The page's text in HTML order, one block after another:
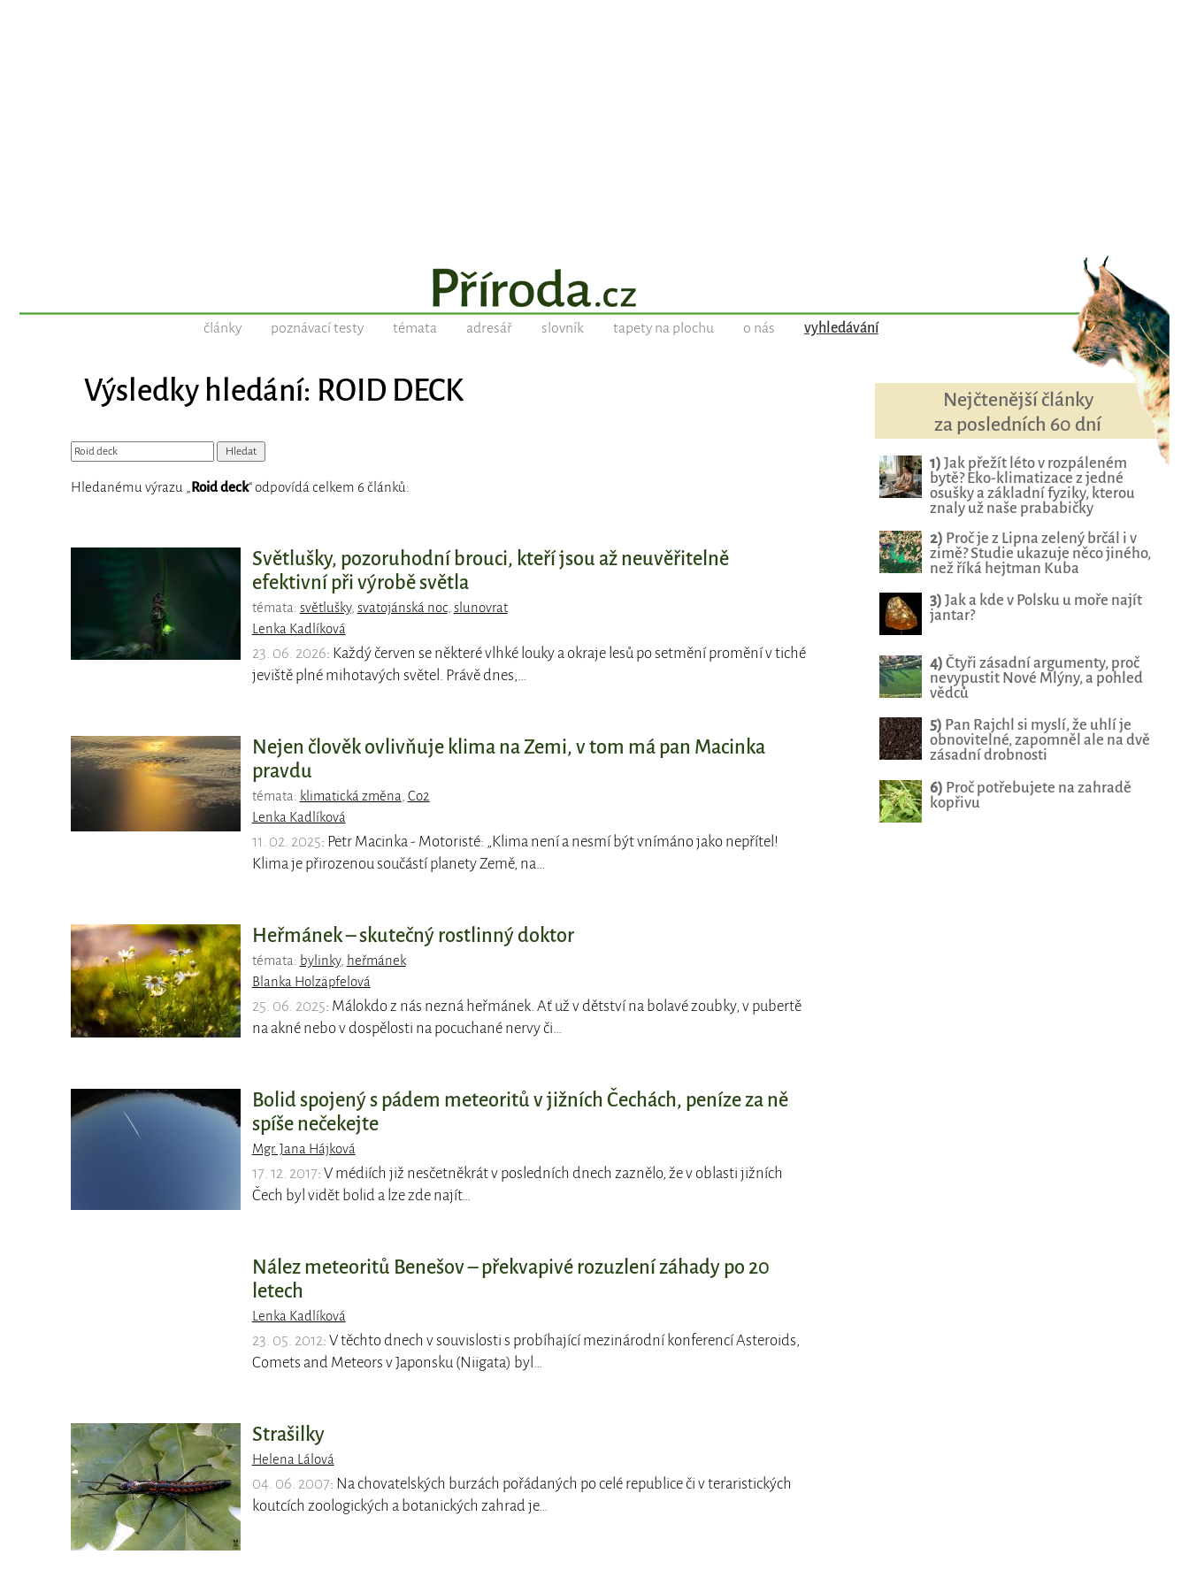
články poznávací testy témata adresář slovník tapety na plochu o nás vyhledávání
Výsledky hledání: ROID DECK
Hledanému výrazu „ Roid deck“ odpovídá celkem 6 článků:
Světlušky, pozoruhodní brouci, kteří jsou až neuvěřitelně
efektivní při výrobě světla
témata: světlušky, svatojánská noc, slunovrat
Lenka Kadlíková
23. 06. 2026: Každý červen se některé vlhké louky a okraje lesů po setmění promění v tiché
jeviště plné mihotavých světel. Právě dnes,…
Nejen člověk ovlivňuje klima na Zemi, v tom má pan Macinka
pravdu
témata: klimatická změna Co2
Lenka Kadlíková
11. 02. 2025: Petr Macinka - Motoristé: „Klima není a nesmí být vnímáno jako nepřítel!
Klima je přirozenou součástí planety Země, na…
Heřmánek – skutečný rostlinný doktor
témata: bylinky, heřmánek
Blanka Holzäpfelová
25. 06. 2025: Málokdo z nás nezná heřmánek. Ať už v dětství na bolavé zoubky, v pubertě
na akné nebo v dospělosti na pocuchané nervy či…
Bolid spojený s pádem meteoritů v jižních Čechách, peníze za ně
spíše nečekejte
Mgr. Jana Hájková
17. 12. 2017: V médiích již nesčetněkrát v posledních dnech zaznělo, že v oblasti jižních
Čech byl vidět bolid a lze zde najít…
Nález meteoritů Benešov – překvapivé rozuzlení záhady po 20
letech
Lenka Kadlíková
23. 05. 2012: V těchto dnech v souvislosti s probíhající mezinárodní konferencí Asteroids,
Comets and Meteors v Japonsku (Niigata) byl…
Strašilky
Helena Lálová
04. 06. 2007: Na chovatelských burzách pořádaných po celé republice či v teraristických
koutcích zoologických a botanických zahrad je…
Nejčtenější články
za posledních 60 dní
1) Jak přežít léto v rozpáleném
bytě? Eko-klimatizace z jedné
osušky a základní fyziky, kterou
znaly už naše prababičky
2) Proč je z Lipna zelený brčál i v
zimě? Studie ukazuje něco jiného,
než říká hejtman Kuba
3) Jak a kde v Polsku u moře najít
jantar?
4) Čtyři zásadní argumenty, proč
nevypustit Nové Mlýny, a pohled
vědců
5) Pan Rajchl si myslí, že uhlí je
obnovitelné, zapomněl ale na dvě
zásadní drobnosti
6) Proč potřebujete na zahradě
kopřivu